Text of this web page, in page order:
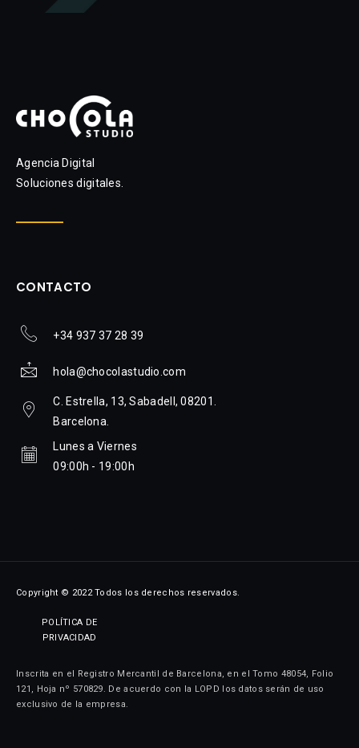
Agencia Digital
Soluciones digitales.
CONTACTO
+34 937 37 28 39
hola@chocolastudio.com
C. Estrella, 13, Sabadell, 08201.
Barcelona.
Lunes a Viernes
09:00h - 19:00h
Copyright © 2022 Todos los derechos reservados.
POLÍTICA DE
PRIVACIDAD
Inscrita en el Registro Mercantil de Barcelona, en el Tomo 48054, Folio
121, Hoja nº 570829. De acuerdo con la LOPD los datos serán de uso
exclusivo de la empresa.